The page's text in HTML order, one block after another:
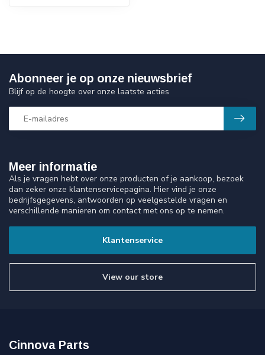
Meer informatie
Als je vragen hebt over onze producten of je aankoop, bezoek
dan zeker onze klantenservicepagina. Hier vind je onze
bedrijfsgegevens, antwoorden op veelgestelde vragen en
verschillende manieren om contact met ons op te nemen.
Klantenservice
View our store
Abonneer je op onze nieuwsbrief
Blijf op de hoogte over onze laatste acties
Cinnova Parts